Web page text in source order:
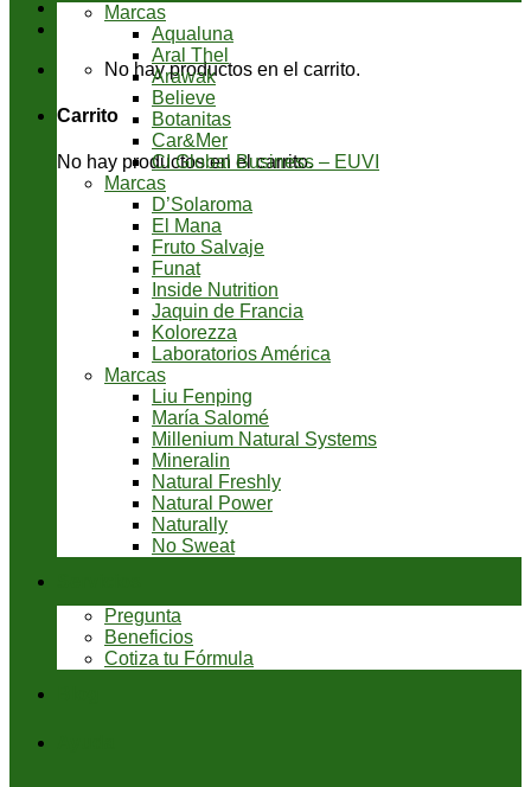
No hay productos en el carrito.
Carrito
No hay productos en el carrito.
Marcas
Aqualuna
Aral Thel
Arawak
Believe
Botanitas
Car&Mer
CI Global Business – EUVI
Marcas
D’Solaroma
El Mana
Fruto Salvaje
Funat
Inside Nutrition
Jaquin de Francia
Kolorezza
Laboratorios América
Marcas
Liu Fenping
María Salomé
Millenium Natural Systems
Mineralin
Natural Freshly
Natural Power
Naturally
No Sweat
Pregunta
Beneficios
Cotiza tu Fórmula